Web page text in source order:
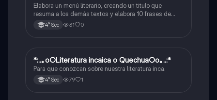
Elabora un menú literario, creando un titulo que
resuma a los demás textos y elabora 10 frases de
cada texto
4° Sec 31 0
Otros
*:..｡o○Literatura incaica o Quechua○o｡..:*
Para que conozcan sobre nuestra literatura inca.
4° Sec 79 1